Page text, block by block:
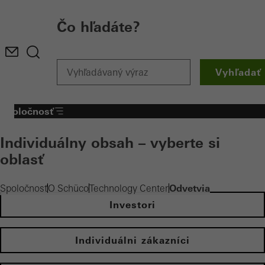
Čo hľadáte?
Vyhľadať
SpoločnosťO SchücoTechnology CenterOdvetvia
Spoločnosť
Individuálny obsah – vyberte si
oblasť
Investori
Individuálni zákazníci